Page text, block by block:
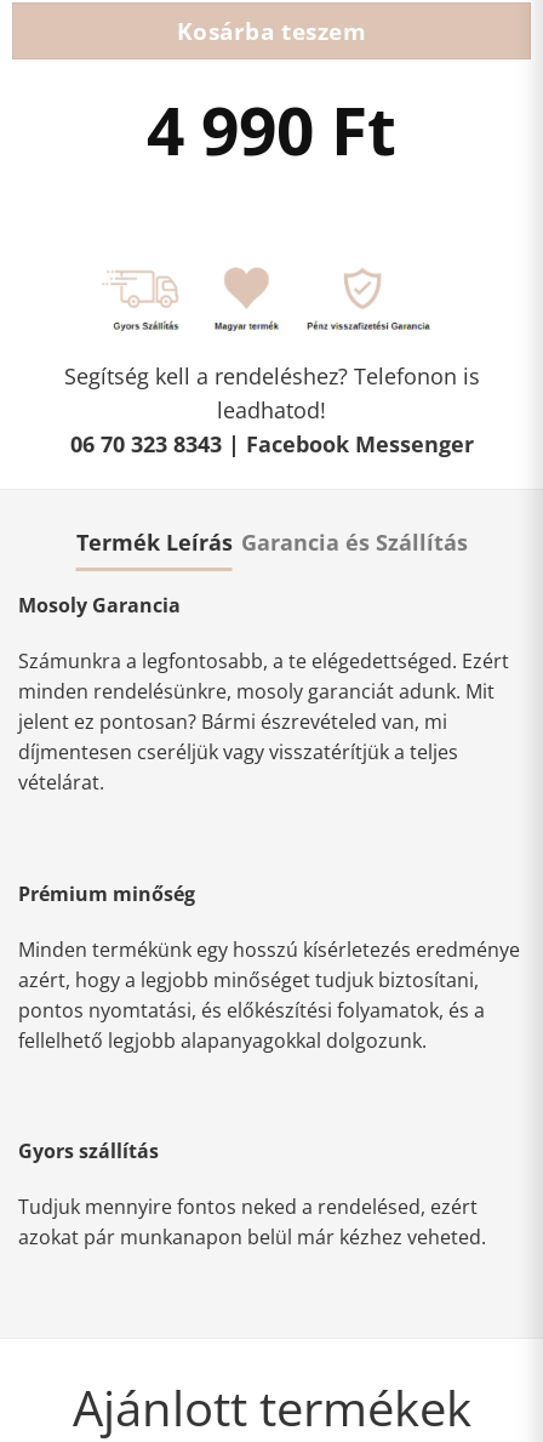
Kosárba teszem
4 990 Ft
Segítség kell a rendeléshez? Telefonon is
leadhatod!
06 70 323 8343 | Facebook Messenger
Termék Leírás Garancia és Szállítás
Mosoly Garancia
Számunkra a legfontosabb, a te elégedettséged. Ezért
minden rendelésünkre, mosoly garanciát adunk. Mit
jelent ez pontosan? Bármi észrevételed van, mi
díjmentesen cseréljük vagy visszatérítjük a teljes
vételárat.
Prémium minőség
Minden termékünk egy hosszú kísérletezés eredménye
azért, hogy a legjobb minőséget tudjuk biztosítani,
pontos nyomtatási, és előkészítési folyamatok, és a
fellelhető legjobb alapanyagokkal dolgozunk.
Gyors szállítás
Tudjuk mennyire fontos neked a rendelésed, ezért
azokat pár munkanapon belül már kézhez veheted.
Ajánlott termékek